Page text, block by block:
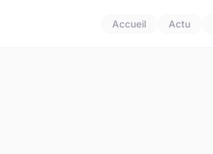
Accueil Actu